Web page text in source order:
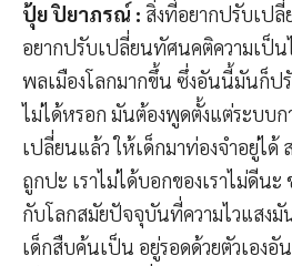
ปุ้ย ปิยาภรณ์ : สิ่งที่อยากปรับเป
อยากปรับเปลี่ยนทัศนคติความเป็น
พลเมืองโลกมากขึ้น ซึ่งอันนี้มันก็ปรั
ไม่ได้หรอก มันต้องพูดตั้งแต่ระบบก
เปลี่ยนแล้ว ให้เด็กมาท่องจำอยู่ได้
ถูกปะ เราไม่ได้บอกของเราไม่ดีน
กับโลกสมัยปัจจุบันที่ความไวแสงมั
เด็กสืบค้นเป็น อยู่รอดด้วยตัวเอง